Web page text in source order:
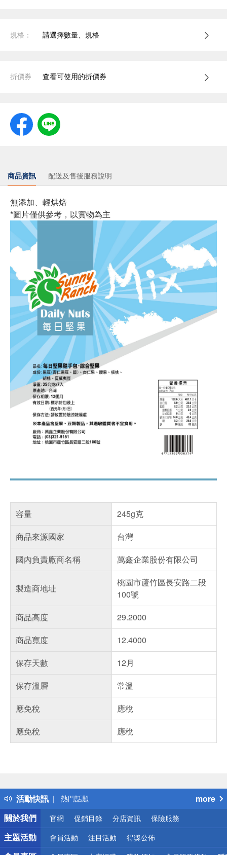
規格： 請選擇數量、規格
折價券 查看可使用的折價券
商品資訊 配送及售後服務說明
無添加、輕烘焙
*圖片僅供參考，以實物為主
容量
245g克
商品來源國家
台灣
國內負責廠商名稱
萬鑫企業股份有限公司
製造商地址
桃園市蘆竹區長安路二段
100號
商品高度
29.2000
商品寬度
12.4000
保存天數
12月
保存溫層
常溫
應免稅
應稅
應免稅
應稅
活動快訊
得獎公告
熱門話題
銀行優惠
偏遠地區配送
詐騙網頁！請小心！
more
關於我們
官網 促銷目錄 分店資訊 保險服務
主題活動 會員活動 注目活動 得獎公佈